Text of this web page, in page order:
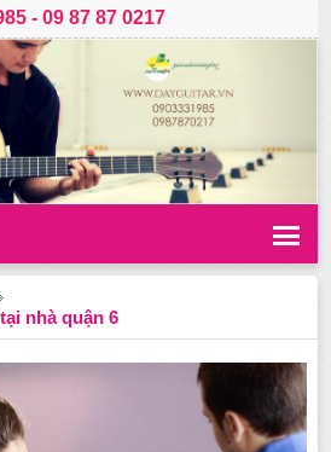
-09 87 87 0217
nhà quận 6